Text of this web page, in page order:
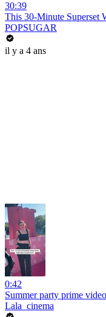
30:39
This 30-Minute Superset
POPSUGAR
il y a 4 ans
0:42
Summer party prime video
Lala_cinema